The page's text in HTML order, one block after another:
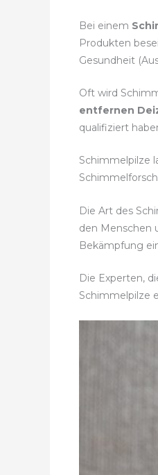
Bei einem
Produkten
Gesundheit
Oft wird
entfernen
qualifiziert
Schimmelpilze
Die Art des
den Menschen
Bekämpfung
Die Experten,
Schimmelpilze